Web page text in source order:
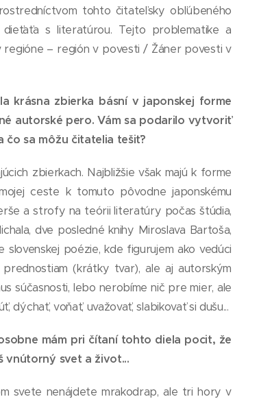
tohto čitateľsky obľúbeného
dieťaťa s literatúrou. Tejto problematike a
regióne – región v povesti / Žáner povesti v
krásna zbierka básní v japonskej forme
autorské pero. Vám sa podarilo vytvoriť
čo sa môžu čitatelia tešiť?
zbierkach. Najbližšie však majú k forme
ceste k tomuto pôvodne japonskému
a strofy na teórii literatúry počas štúdia,
dve posledné knihy Miroslava Bartoša,
poézie, kde figurujem ako vedúci
(krátky tvar), ale aj autorským
súčasnosti, lebo nerobíme nič pre mier, ale
dýchať, voňať, uvažovať, slabikovať si dušu...
mám pri čítaní tohto diela pocit, že
vnútorný svet a život...
svete nenájdete mrakodrap, ale tri hory v